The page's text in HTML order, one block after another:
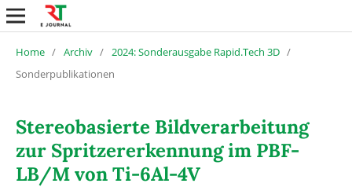
Home / Archiv / 2024: Sonderausgabe Rapid.Tech 3D /
Sonderpublikationen
Stereobasierte Bildverarbeitung
zur Spritzererkennung im PBF-
LB/M von Ti-6Al-4V